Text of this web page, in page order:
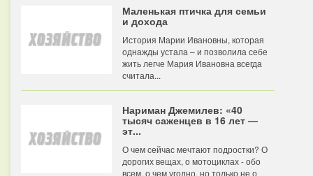
Маленькая птичка для семьи
и дохода
История Марии Ивановны, которая
однажды устала – и позволила себе
жить легче Мария Ивановна всегда
считала...
Нариман Джемилев: «40
тысяч саженцев в 16 лет —
эт...
О чем сейчас мечтают подростки? О
дорогих вещах, о мотоциклах - обо
всем, о чем угодно, но только не о